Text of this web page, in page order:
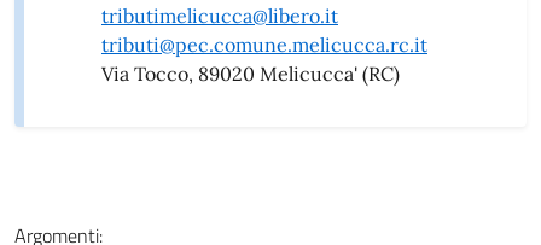
tributimelicucca@libero.it
tributi@pec.comune.melicucca.rc.it
Via Tocco, 89020 Melicucca' (RC)
Argomenti: